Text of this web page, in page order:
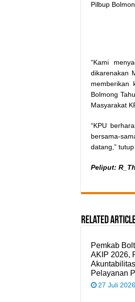
Pilbup
“Kami
dikarenakan
memberikan
Bolmong
Masyarakat
“KPU
bersama-
datang,” tutup
Peliput: R_Th
Related
Pemkab
AKIP 2026,
Pelayanan
27 Juli 2026